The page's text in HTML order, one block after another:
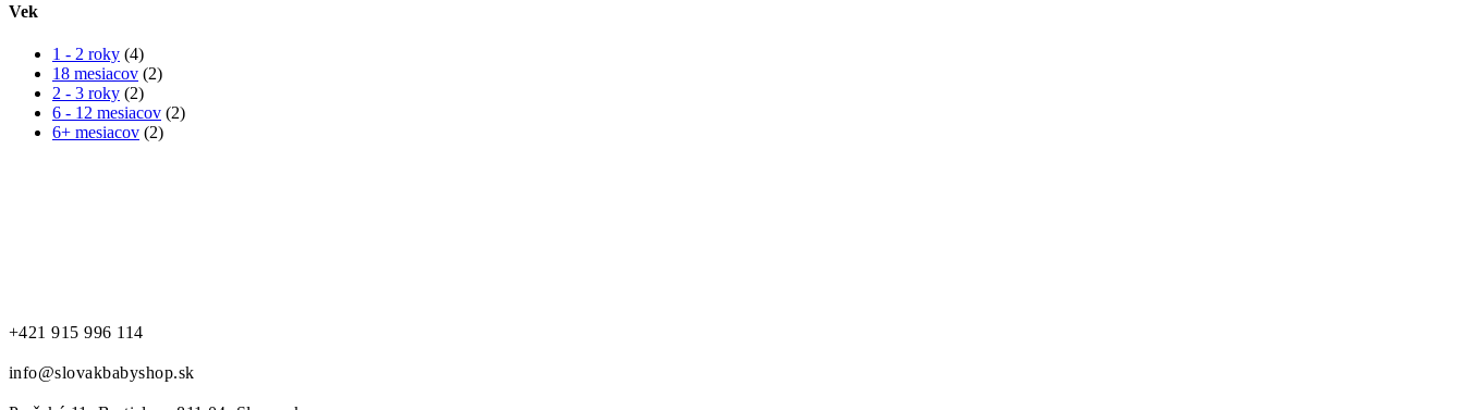
Vek
1 - 2 roky (4)
18 mesiacov (2)
2 - 3 roky (2)
6 - 12 mesiacov (2)
6+ mesiacov (2)
+421 915 996 114
info@slovakbabyshop.sk